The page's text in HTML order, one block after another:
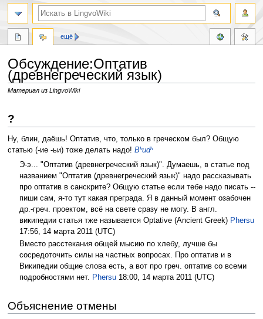
Обсуждение:Оптатив
(древнегреческий язык)
Материал из LingvoWiki
кк
?
Ну, блин, даёшь! Оптатив, что, только в греческом был? Общую
статью (-ие -ьи) тоже делать надо! Bʰudʰ
Э-э... "Оптатив (древнегреческий язык)". Думаешь, в статье под
названием "Оптатив (древнегреческий язык)" надо рассказывать
про оптатив в санскрите? Общую статье если тебе надо писать --
пиши сам, я-то тут какая преграда. Я в данный момент озабочен
др.-греч. проектом, всё на свете сразу не могу. В англ.
википедии статья тже называется Optative (Ancient Greek) Phersu
17:56, 14 марта 2011 (UTC)
Вместо расстекания общей мысию по хлебу, лучше бы
сосредоточить силы на частных вопросах. Про оптатив и в
Википедии общие слова есть, а вот про греч. оптатив со всеми
подробностями нет.
Phersu 18:00, 14 марта 2011 (UTC)
Объяснение отмены
ещё